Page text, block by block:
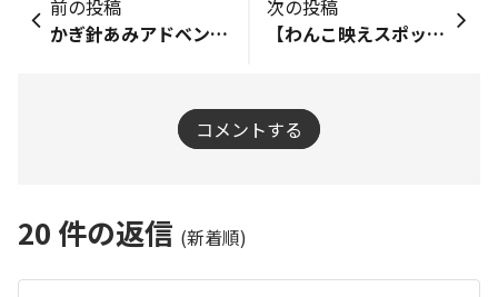
前の投稿
かぎ針あみアドベント2025
次の投稿
【わんこ映えスポット】⚠️バレンタイン編
コメントする
20 件の返信 (新着順)